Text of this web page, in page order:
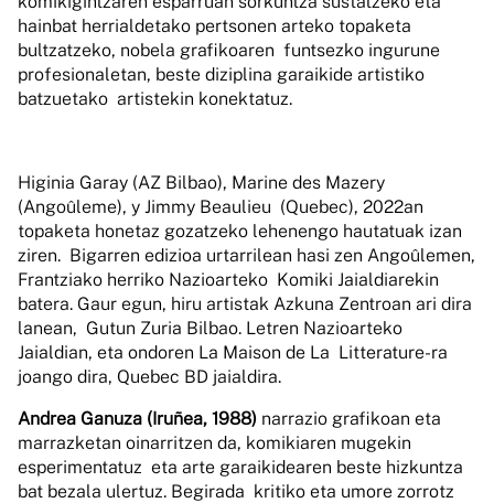
hainbat herrialdetako pertsonen arteko topaketa
bultzatzeko, nobela grafikoaren funtsezko ingurune
profesionaletan, beste diziplina garaikide artistiko
batzuetako artistekin konektatuz.
Higinia Garay (AZ Bilbao), Marine des Mazery
(Angoûleme), y Jimmy Beaulieu (Quebec), 2022an
topaketa honetaz gozatzeko lehenengo hautatuak izan
ziren. Bigarren edizioa urtarrilean hasi zen Angoûlemen,
Frantziako herriko Nazioarteko Komiki Jaialdiarekin
batera. Gaur egun, hiru artistak Azkuna Zentroan ari dira
lanean, Gutun Zuria Bilbao. Letren Nazioarteko
Jaialdian, eta ondoren La Maison de La Litterature-ra
joango dira, Quebec BD jaialdira.
Andrea Ganuza (Iruñea, 1988) narrazio grafikoan eta
marrazketan oinarritzen da, komikiaren mugekin
esperimentatuz eta arte garaikidearen beste hizkuntza
bat bezala ulertuz. Begirada kritiko eta umore zorrotz